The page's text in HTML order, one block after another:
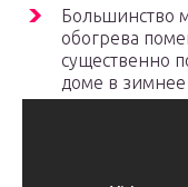
Большинство
обогрева
существенно
доме в